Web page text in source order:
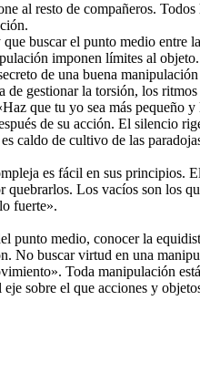
al resto de compañeros.
buscar el punto medio entre
imponen límites al
de una buena
de gestionar la torsión, los
que tu yo sea más pequeño
de su acción. El silencio
caldo de cultivo de las
es fácil en sus principios. El
Los vacíos son los
fuerte».
punto medio, conocer la
No buscar virtud en una
Toda manipulación
sobre el que acciones y